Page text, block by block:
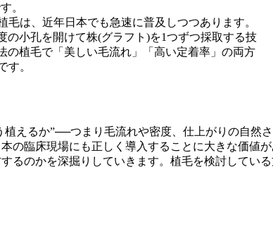
。
毛は、近年日本でも急速に普及しつつあります。
の小孔を開けて株(グラフト)を1つずつ採取する技
の植毛で「美しい毛流れ」「高い定着率」の両方
す。
えるか”──つまり毛流れや密度、仕上がりの自然
の臨床現場にも正しく導入することに大きな価値が
るのかを深掘りしていきます。植毛を検討してい